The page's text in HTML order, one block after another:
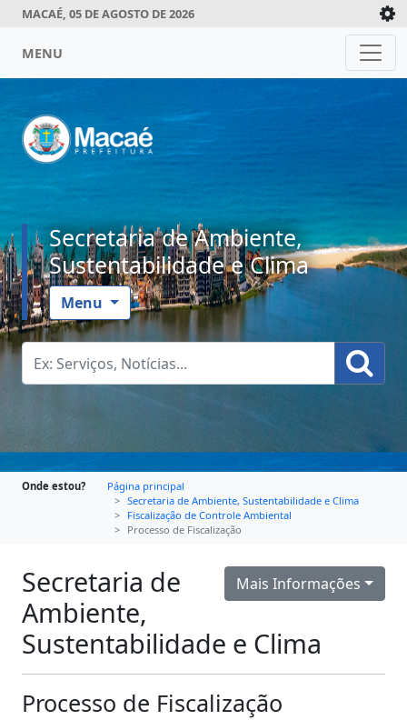
MACAÉ, 05 DE AGOSTO DE 2026
MENU
Secretaria de Ambiente,
Sustentabilidade e Clima
Menu
Onde estou?
Página principal
Secretaria de Ambiente, Sustentabilidade e Clima
Fiscalização de Controle Ambiental
Processo de Fiscalização
Mais Informações
Secretaria de
Ambiente,
Sustentabilidade e Clima
Processo de Fiscalização